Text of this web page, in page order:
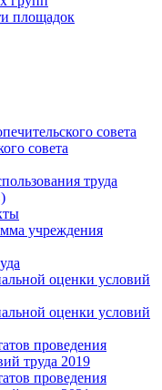
площадок
совета
совета
труда
учреждения
оценки условий
оценки условий
проведения
труда 2019
проведения